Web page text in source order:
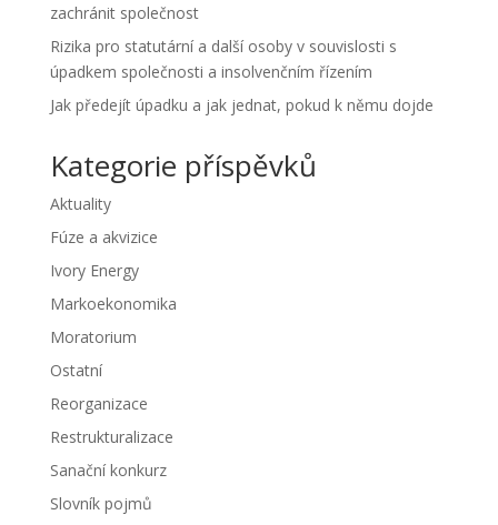
zachránit společnost
Rizika pro statutární a další osoby v souvislosti s
úpadkem společnosti a insolvenčním řízením
Jak předejít úpadku a jak jednat, pokud k němu dojde
Kategorie příspěvků
Aktuality
Fúze a akvizice
Ivory Energy
Markoekonomika
Moratorium
Ostatní
Reorganizace
Restrukturalizace
Sanační konkurz
Slovník pojmů